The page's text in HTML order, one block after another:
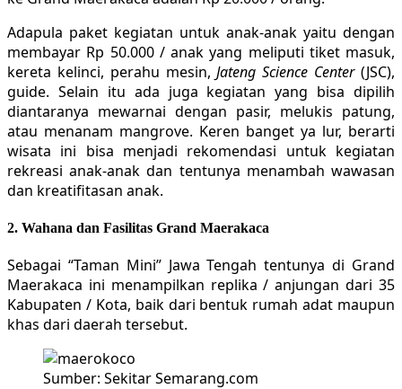
Adapula paket kegiatan untuk anak-anak yaitu dengan
membayar Rp 50.000 / anak yang meliputi tiket masuk,
kereta kelinci, perahu mesin,Jateng Science Center(JSC),
guide. Selain itu ada juga kegiatan yang bisa dipilih
diantaranya mewarnai dengan pasir, melukis patung,
atau menanam mangrove. Keren banget ya lur, berarti
wisata ini bisa menjadi rekomendasi untuk kegiatan
rekreasi anak-anak dan tentunya menambah wawasan
dan kreatifitasan anak.
2. Wahana dan Fasilitas Grand Maerakaca
Sebagai “Taman Mini” Jawa Tengah tentunya di Grand
Maerakaca ini menampilkan replika / anjungan dari 35
Kabupaten / Kota, baik dari bentuk rumah adat maupun
khas dari daerah tersebut.
Sumber: Sekitar Semarang.com